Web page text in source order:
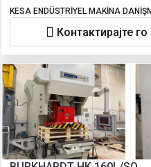
KESA ENDÜSTRİYEL MAKİNA
Контактирајте